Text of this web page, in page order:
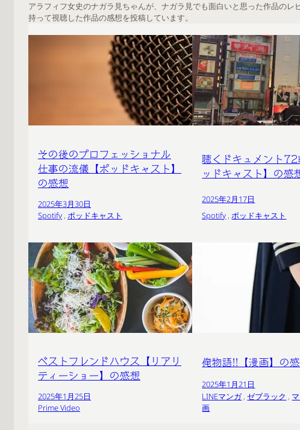
アラフィフ女史のナガラ見ちゃんが、ナガラ見でも面白いと思った作品の
持って視聴した作品の感想を投稿しています。
その後のプロフェッショナル
仕事の流儀【ポッドキャスト】
の感想
2025年3月30日
Spotify , ポッドキャスト
聴くドキュメント72
ッドキャスト】の感
2025年2月17日
Spotify , ポッドキャスト
ベストフレンドハウス【リアリ
ティーショー】の感想
2025年1月25日
Prime Video
俺物語!!【漫画】の
2025年1月21日
LINEマンガ , ゼブラック ,
画